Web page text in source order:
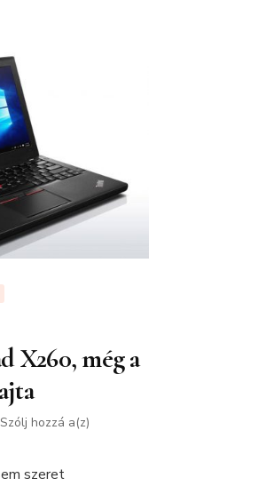
X260, még a
Szólj hozzá a(z)
szeret